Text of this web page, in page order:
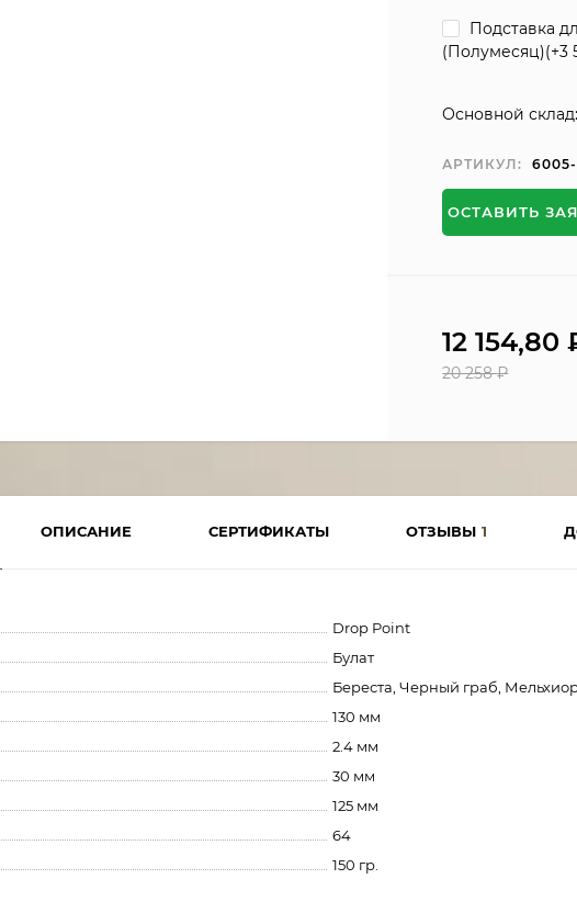
Подставка
(Полумесяц)(+3
Основной склад:
АРТИКУЛ:
ОСТАВИТЬ
12 154,80
20 258₽
ОПИСАНИЕ СЕРТИФИКАТЫ ОТЗЫВЫ 1
Drop Point
Булат
Береста, Черный граб,
130 мм
2.4 мм
30 мм
125 мм
64
150 гр.